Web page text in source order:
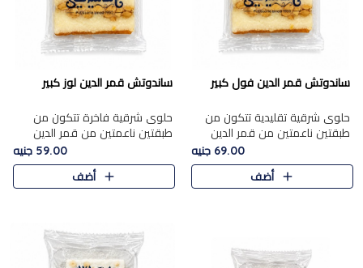
ساندوتش قمر الدين فول كبير
حلوى شرقية تقليدية تتكون من
طبقتين ناعمتين من قمر الدين
الفاخر، تتوسطهما حشوة غنية من
الفول السوداني المحمص، لتجمع
بين حلاوة المشمش الطبيعية..
69.00 جنيه
أضف
ساندوتش قمر الدين لوز كبير
حلوى شرقية فاخرة تتكون من
طبقتين ناعمتين من قمر الدين
الفاخر، تتوسطهما حشوة غنية من
اللوز المحمص لتمنح مزيجًا متوازنًا
من النعومة والقرمشة. ..
59.00 جنيه
أضف